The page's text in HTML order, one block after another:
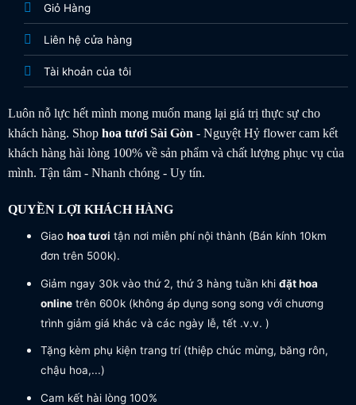
Giỏ Hàng
Liên hệ cửa hàng
Tài khoản của tôi
Luôn nỗ lực hết mình mong muốn mang lại giá trị thực sự cho
khách hàng. Shop hoa tươiSài Gòn- Nguyệt Hỷ flower cam kết
khách hàng hài lòng 100% về sản phẩm và chất lượng phục vụ của
mình. Tận tâm - Nhanh chóng - Uy tín.
QUYỀN LỢI KHÁCH HÀNG
Giao hoa tươi tận nơi miễn phí nội thành (Bán kính 10km
đơn trên 500k).
Giảm ngay 30k vào thứ 2, thứ 3 hàng tuần khi đặt hoa
onlinetrên 600k (không áp dụng song song với chương
trình giảm giá khác và các ngày lễ, tết .v.v. )
Tặng kèm phụ kiện trang trí (thiệp chúc mừng, băng rôn,
chậu hoa,...)
Cam kết hài lòng 100%